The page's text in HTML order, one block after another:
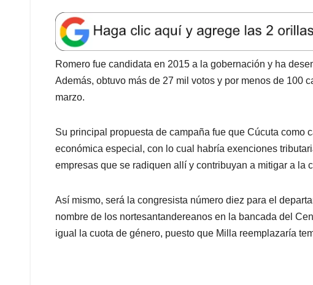
a
t
s
A
p
p
e
b
o
o
k
e
d
I
l
e
a
d
s
Romero fue candidata en 2015 a la gobernación y ha
Además, obtuvo más de 27 mil votos y por menos de 100
marzo.
Su principal propuesta de campaña fue que Cúcuta como
económica especial, con lo cual habría exenciones
empresas que se radiquen allí y contribuyan a mitigar a la
Así mismo, será la congresista número diez para el
nombre de los nortesantandereanos en la bancada del
igual la cuota de género, puesto que Milla reemplazaría